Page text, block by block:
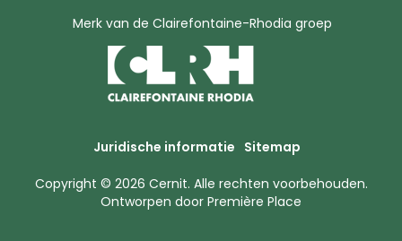
Merk van de Clairefontaine-Rhodia groep
Juridische informatie Sitemap
Copyright © 2026 Cernit. Alle rechten voorbehouden.
Ontworpen door Première Place